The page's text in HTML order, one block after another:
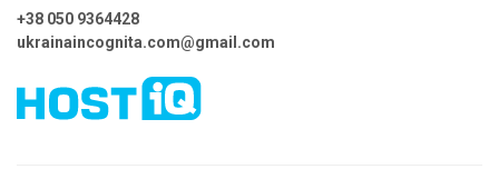
+38 050 9364428
ukrainaincognita.com@gmail.com